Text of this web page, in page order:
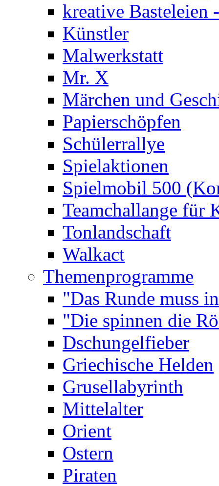
kreative Basteleien
Künstler
Malwerkstatt
Mr. X
Märchen und
Papierschöpfen
Schülerrallye
Spielaktionen
Spielmobil 500
Teamchallange für
Tonlandschaft
Walkact
Themenprogramme
"Das Runde muss
"Die spinnen die
Dschungelfieber
Griechische Helden
Grusellabyrinth
Mittelalter
Orient
Ostern
Piraten